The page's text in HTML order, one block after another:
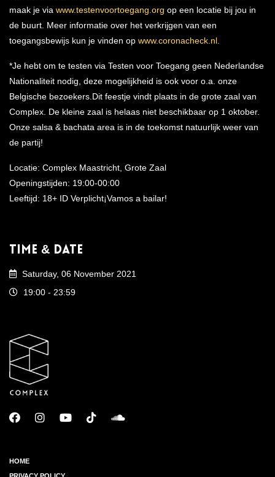
maak je via www.testenvoortoegang.org op een locatie bij jou in
de buurt. Meer informatie over het verkrijgen van een
toegangsbewijs kun je vinden op www.coronacheck.nl.
*Je hebt om te testen via Testen voor Toegang geen Nederlandse
Nationaliteit nodig, deze mogelijkheid is ook voor o.a. onze
Belgische bezoekers.Dit feestje vindt plaats in de grote zaal van
Complex. De kleine zaal is helaas niet beschikbaar op 1 oktober.
Onze salsa & bachata area is in de toekomst natuurlijk weer van
de partij!
Locatie: Complex Maastricht, Grote Zaal
Openingstijden: 19:00-00:00
Leeftijd: 18+ ID Verplicht¡Vamos a bailar!
Time & Date
Saturday, 06 November 2021
19:00 - 23:59
HOME